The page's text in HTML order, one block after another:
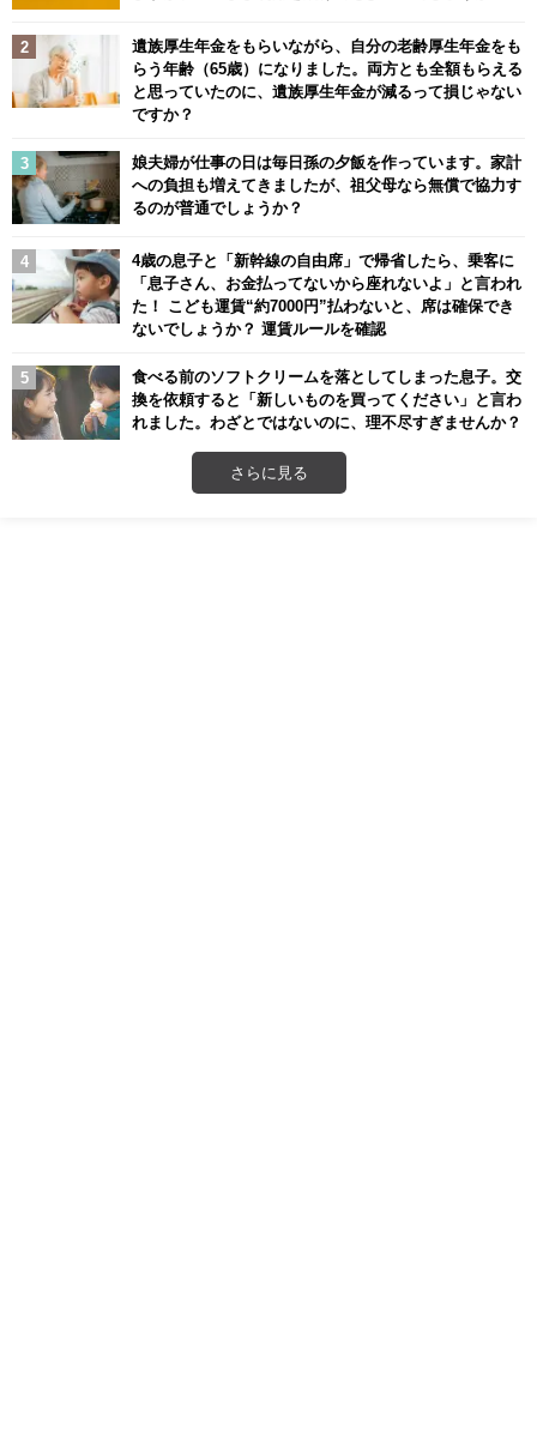
遺族厚生年金をもらいながら、自分の老齢厚生年金をも
らう年齢（65歳）になりました。両方とも全額もらえる
と思っていたのに、遺族厚生年金が減るって損じゃない
ですか？
娘夫婦が仕事の日は毎日孫の夕飯を作っています。家計
への負担も増えてきましたが、祖父母なら無償で協力す
るのが普通でしょうか？
4歳の息子と「新幹線の自由席」で帰省したら、乗客に
「息子さん、お金払ってないから座れないよ」と言われ
た！ こども運賃“約7000円”払わないと、席は確保でき
ないでしょうか？ 運賃ルールを確認
食べる前のソフトクリームを落としてしまった息子。交
換を依頼すると「新しいものを買ってください」と言わ
れました。わざとではないのに、理不尽すぎませんか？
さらに見る